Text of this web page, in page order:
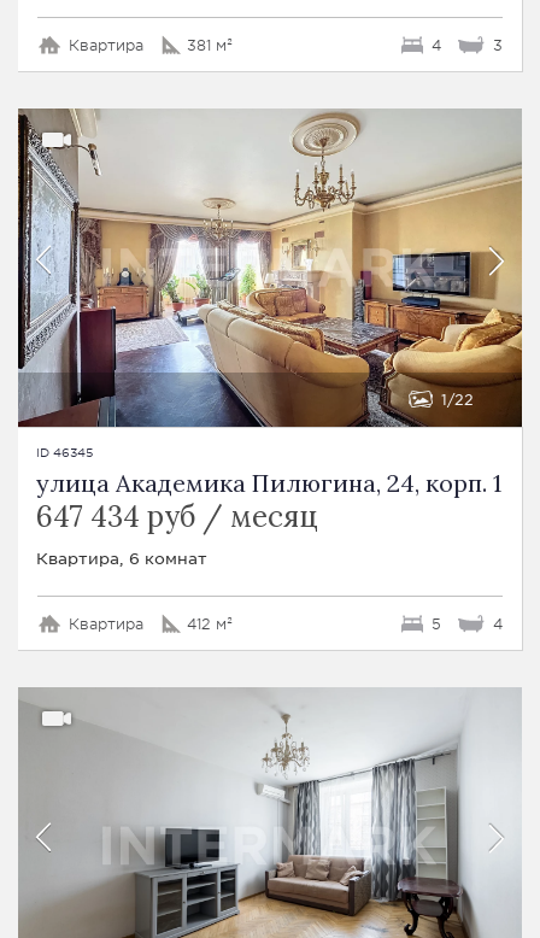
Квартира 381 м² 4 3
1 22
ID 46345
улица Академика Пилюгина, 24, корп. 1
647 434 руб / месяц
Квартира, 6 комнат
Квартира 412 м² 5 4